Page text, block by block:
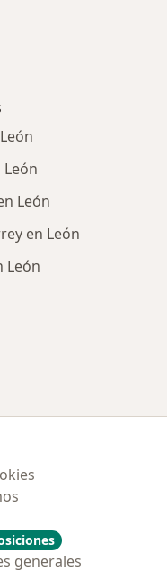
León
León
en León
León
generales